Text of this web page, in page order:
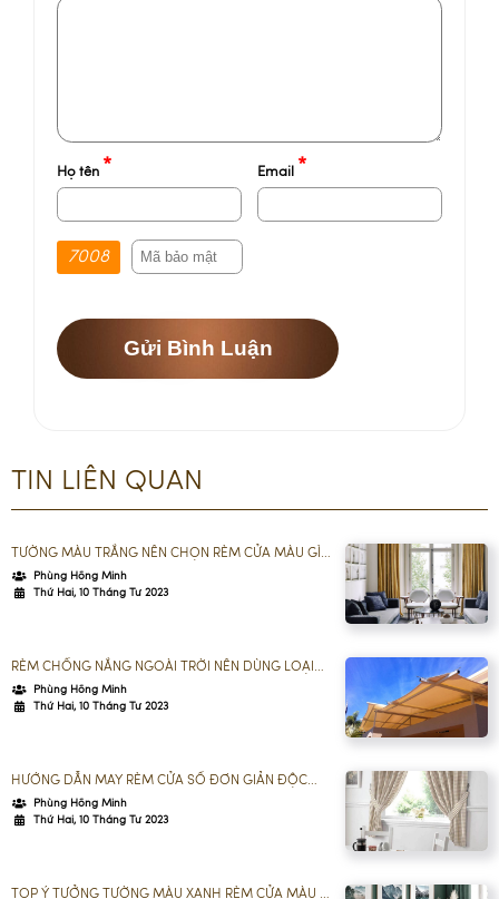
Họ tên * Email *
7008
Gửi Bình Luận
TIN LIÊN QUAN
TƯỜNG MÀU TRẮNG NÊN CHỌN RÈM CỬA MÀU GÌ
CHO HỢP PHONG THỦY?
Phùng Hồng Minh
Thứ Hai, 10 Tháng Tư 2023
RÈM CHỐNG NẮNG NGOÀI TRỜI NÊN DÙNG LOẠI
NÀO HIỆU QUẢ NHẤT?
Phùng Hồng Minh
Thứ Hai, 10 Tháng Tư 2023
HƯỚNG DẪN MAY RÈM CỬA SỔ ĐƠN GIẢN ĐỘC
ĐÁO VỚI CÁC CHẤT LIỆU DỄ TÌM
Phùng Hồng Minh
Thứ Hai, 10 Tháng Tư 2023
TOP Ý TƯỞNG TƯỜNG MÀU XANH RÈM CỬA MÀU GÌ